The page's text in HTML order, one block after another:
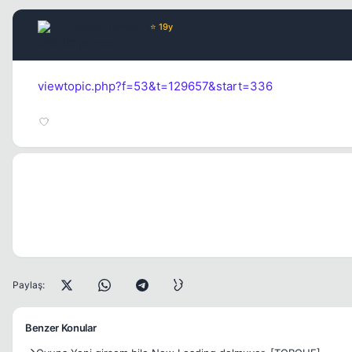
⭐ 19y
viewtopic.php?f=53&t=129657&start=336
Paylaş:
Benzer Konular